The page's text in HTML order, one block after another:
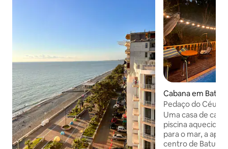
Cabana em
Pedaço do Céu
Uma casa de
piscina aquecida
para o mar, a
centro de Batumi.